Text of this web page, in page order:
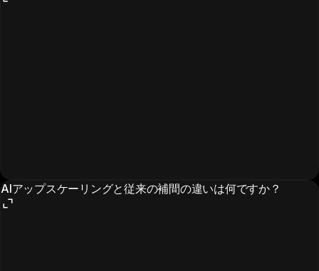
AIアップスケーリングと従来の補間の違いは何ですか？